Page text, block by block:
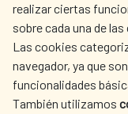
realizar ciertas
sobre cada una de
Las cookies
navegador, ya que
funcionalidades
También utilizamos
AECID
SPANISH
ACTION
CULTURE AND